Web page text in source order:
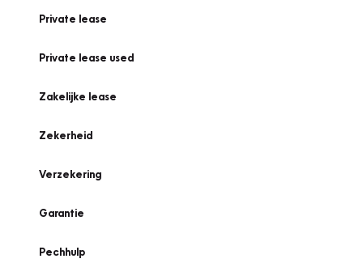
Private lease
Private lease used
Zakelijke lease
Zekerheid
Verzekering
Garantie
Pechhulp